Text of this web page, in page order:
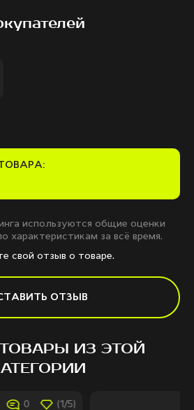
используются общие оценки
характеристикам за всё время.
свой отзыв о товаре.
ОТЗЫВ
ИЗ ЭТОЙ
0 (1/5)